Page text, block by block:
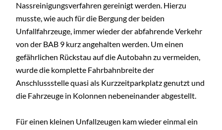
Nassreinigungsverfahren gereinigt werden. Hierzu
musste, wie auch für die Bergung der beiden
Unfallfahrzeuge, immer wieder der abfahrende Verkehr
von der BAB 9 kurz angehalten werden. Um einen
gefährlichen Rückstau auf die Autobahn zu vermeiden,
wurde die komplette Fahrbahnbreite der
Anschlussstelle quasi als Kurzzeitparkplatz genutzt und
die Fahrzeuge in Kolonnen nebeneinander abgestellt.
Für einen kleinen Unfallzeugen kam wieder einmal ein